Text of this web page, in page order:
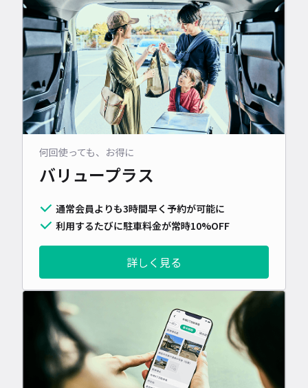
何回使っても、お得に
バリュープラス
通常会員よりも3時間早く予約が可能に
利用するたびに駐車料金が常時10%OFF
詳しく見る